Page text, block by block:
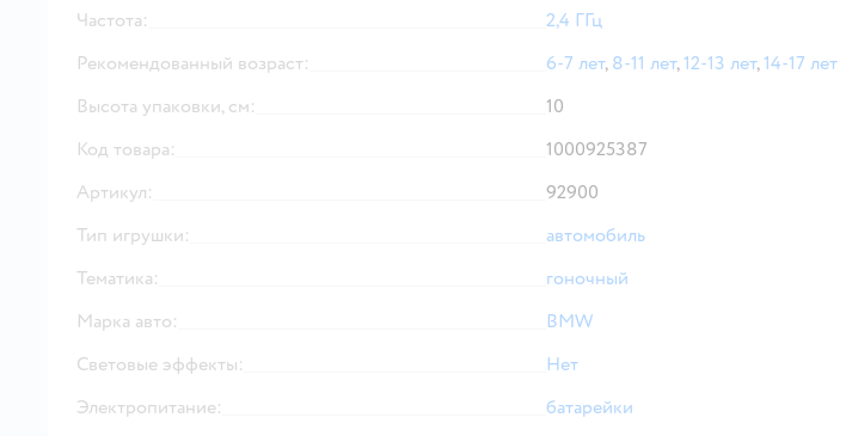
Частота:
2,4 ГГц
Рекомендованный возраст:
6-7 лет, 8-11 лет,12-13 лет,14-17 лет
Высота упаковки, см:
10
Код товара:
1000925387
Артикул:
92900
Тип игрушки:
автомобиль
Тематика:
гоночный
Марка авто:
BMW
Световые эффекты:
Нет
Электропитание:
батарейки